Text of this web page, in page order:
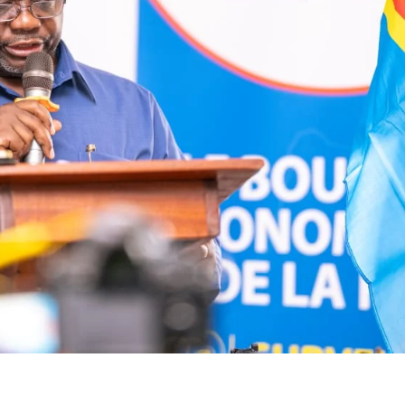
détournemen
t, à la
corruption »
la
des
aux
base
Ville
de